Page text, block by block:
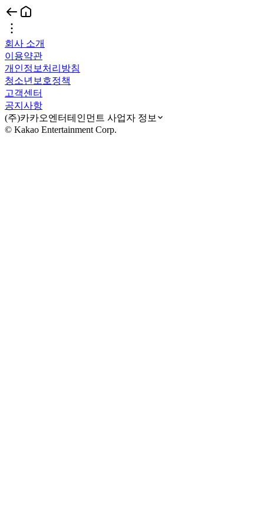
회사 소개
이용약관
개인정보처리방침
청소년보호정책
고객센터
공지사항
(주)카카오엔터테인먼트 사업자 정보
© Kakao Entertainment Corp.